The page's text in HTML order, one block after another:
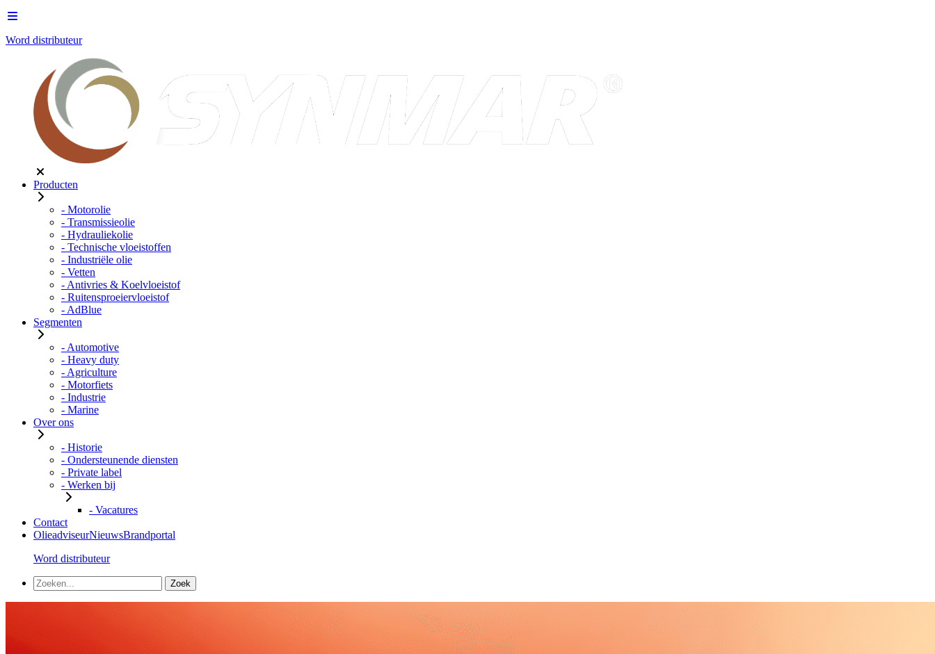
Word distributeur
Producten
- Motorolie
- Transmissieolie
- Hydrauliekolie
- Technische vloeistoffen
- Industriële olie
- Vetten
- Antivries & Koelvloeistof
- Ruitensproeiervloeistof
- AdBlue
Segmenten
- Automotive
- Heavy duty
- Agriculture
- Motorfiets
- Industrie
- Marine
Over ons
- Historie
- Ondersteunende diensten
- Private label
- Werken bij
- Vacatures
Contact
OlieadviseurNieuwsBrandportal
Word distributeur